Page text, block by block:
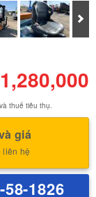
1,280,000
và thuế tiêu thụ.
giá
hệ
58-1826